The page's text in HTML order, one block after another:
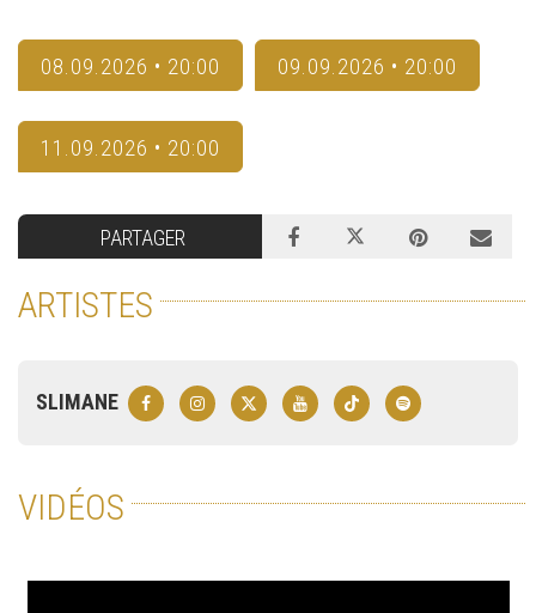
08.09.2026 • 20:00 09.09.2026 • 20:00
11.09.2026 • 20:00
PARTAGER
ARTISTES
SLIMANE
VIDÉOS